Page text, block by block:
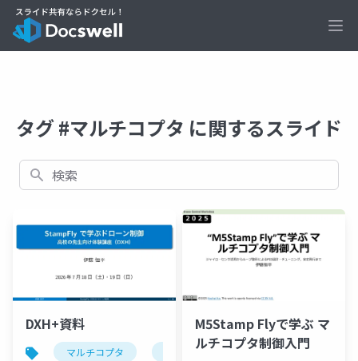
タグ #マルチコプタ に関するスライド
検索
DXH+資料
マルチコプタ stampfly
M5Stamp Flyで学ぶ マ
ルチコプタ制御入門